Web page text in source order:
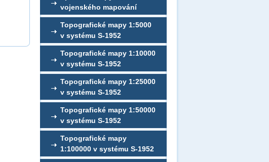
vojenského mapování
Topografické mapy 1:5000
v systému S-1952
Topografické mapy 1:10000
v systému S-1952
Topografické mapy 1:25000
v systému S-1952
Topografické mapy 1:50000
v systému S-1952
Topografické mapy
1:100000 v systému S-1952